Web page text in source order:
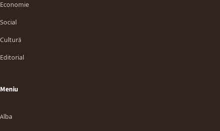
Economie
Social
Cultură
Editorial
Meniu
Alba